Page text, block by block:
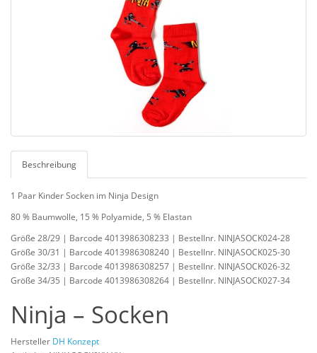
Beschreibung
1 Paar Kinder Socken im Ninja Design
80 % Baumwolle, 15 % Polyamide, 5 % Elastan
Größe 28/29 | Barcode 4013986308233 | Bestellnr. NINJASOCK024-28
Größe 30/31 | Barcode 4013986308240 | Bestellnr. NINJASOCK025-30
Größe 32/33 | Barcode 4013986308257 | Bestellnr. NINJASOCK026-32
Größe 34/35 | Barcode 4013986308264 | Bestellnr. NINJASOCK027-34
Ninja – Socken
Hersteller DH Konzept